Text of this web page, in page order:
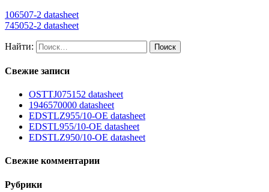
106507-2 datasheet
745052-2 datasheet
Найти:
Свежие записи
OSTTJ075152 datasheet
1946570000 datasheet
EDSTLZ955/10-OE datasheet
EDSTL955/10-OE datasheet
EDSTLZ950/10-OE datasheet
Свежие комментарии
Рубрики